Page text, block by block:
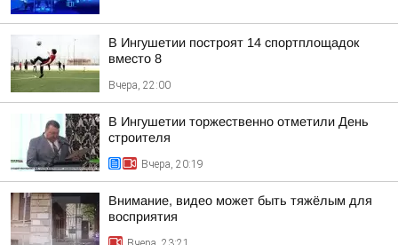
В Ингушетии построят 14 спортплощадок
вместо 8
Вчера, 22:00
В Ингушетии торжественно отметили День
строителя
Вчера, 20:19
Внимание, видео может быть тяжёлым для
восприятия